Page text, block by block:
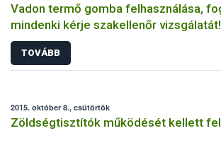
Vadon termő gomba felhasználása,
mindenki kérje szakellenőr vizsgálatát!
TOVÁBB
2015. október 8., csütörtök
Zöldségtisztítók működését kellett